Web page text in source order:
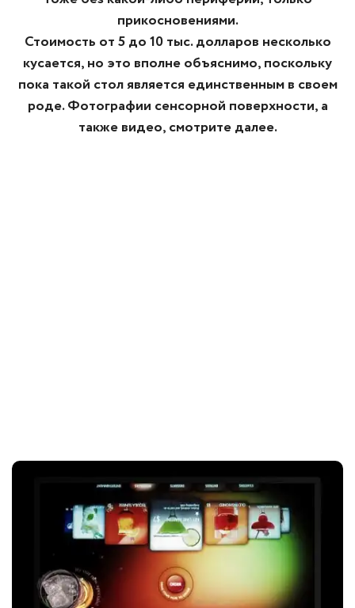
прикосновениями.
Стоимость от 5 до 10 тыс. долларов несколько
кусается, но это вполне объяснимо, поскольку
пока такой стол является единственным в своем
роде. Фотографии сенсорной поверхности, а
также видео, смотрите далее.